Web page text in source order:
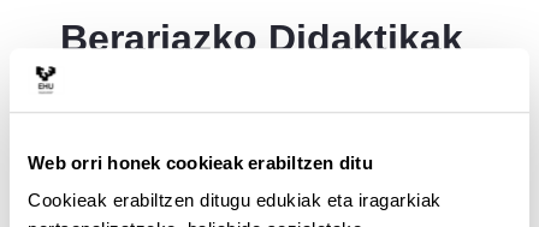
Web orri honek cookieak erabiltzen ditu
Cookieak erabiltzen ditugu edukiak eta iragarkiak
Berariazko Didaktikak
Masterra
Derrigorrezko eremuak